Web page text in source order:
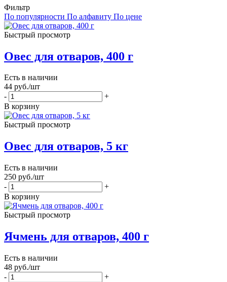
Фильтр
По популярности По алфавиту По цене
Быстрый просмотр
Овес для отваров, 400 г
Есть в наличии
44 руб./шт
-
+
В корзину
Быстрый просмотр
Овес для отваров, 5 кг
Есть в наличии
250 руб./шт
-
+
В корзину
Быстрый просмотр
Ячмень для отваров, 400 г
Есть в наличии
48 руб./шт
-
+